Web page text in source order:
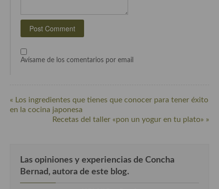
Avísame de los comentarios por email
« Los ingredientes que tienes que conocer para tener éxito
en la cocina japonesa
Recetas del taller «pon un yogur en tu plato» »
Las opiniones y experiencias de Concha
Bernad, autora de este blog.